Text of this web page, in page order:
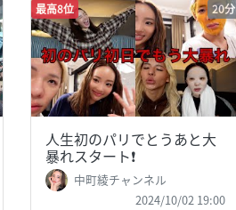
最高8位 20分
人生初のパリでとうあと大
暴れスタート❗️
中町綾チャンネル
2024/10/02 19:00